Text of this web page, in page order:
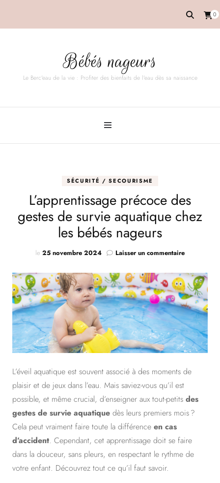
0
Bébés nageurs
Le Berc'eau de la vie : Profiter des bienfaits de l'eau dès sa naissance
SÉCURITÉ / SECOURISME
L’apprentissage précoce des
gestes de survie aquatique chez
les bébés nageurs
le 25 novembre 2024 Laisser un commentairesur
précoce
des
gestes
de
survie
aquatique
chez
les
bébés
L’éveil aquatique est souvent associé à des moments de
plaisir et de jeux dans l’eau. Mais saviez-vous qu’il est
possible, et même crucial, d’enseigner aux tout-petits des
gestes de survie aquatique dès leurs premiers mois ?
Cela peut vraiment faire toute la différence en cas
d’accident. Cependant, cet apprentissage doit se faire
dans la douceur, sans pleurs, en respectant le rythme de
votre enfant. Découvrez tout ce qu’il faut savoir.